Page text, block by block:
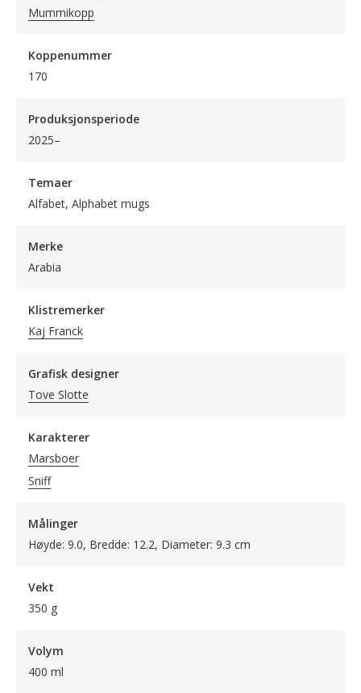
Mummikopp
Koppenummer
170
Produksjonsperiode
2025–
Temaer
Alfabet, Alphabet mugs
Merke
Arabia
Klistremerker
Kaj Franck
Grafisk designer
Tove Slotte
Karakterer
Marsboer
Sniff
Målinger
Høyde: 9.0, Bredde: 12.2, Diameter: 9.3 cm
Vekt
350 g
Volym
400 ml